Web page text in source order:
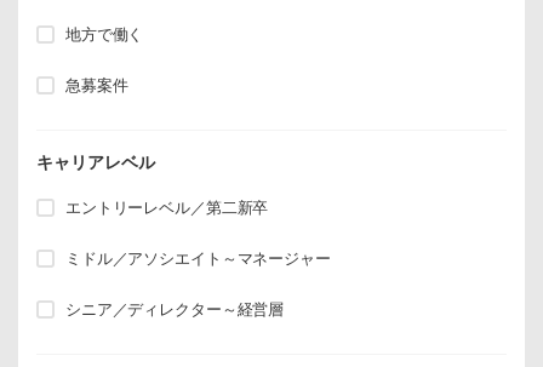
地方で働く
急募案件
キャリアレベル
エントリーレベル／第二新卒
ミドル／アソシエイト～マネージャー
シニア／ディレクター～経営層